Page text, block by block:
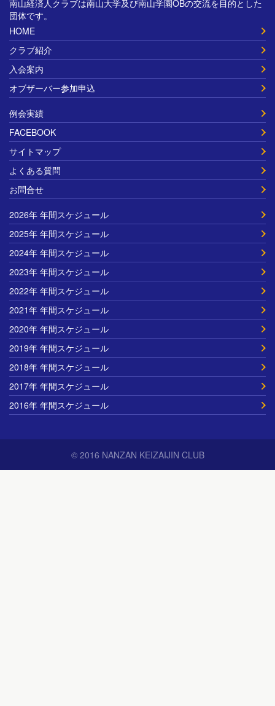
南山経済人クラブは南山大学及び南山学園OBの交流を目的とした
団体です。
HOME
クラブ紹介
入会案内
オブザーバー参加申込
例会実績
FACEBOOK
サイトマップ
よくある質問
お問合せ
2026年 年間スケジュール
2025年 年間スケジュール
2024年 年間スケジュール
2023年 年間スケジュール
2022年 年間スケジュール
2021年 年間スケジュール
2020年 年間スケジュール
2019年 年間スケジュール
2018年 年間スケジュール
2017年 年間スケジュール
2016年 年間スケジュール
© 2016 NANZAN KEIZAIJIN CLUB